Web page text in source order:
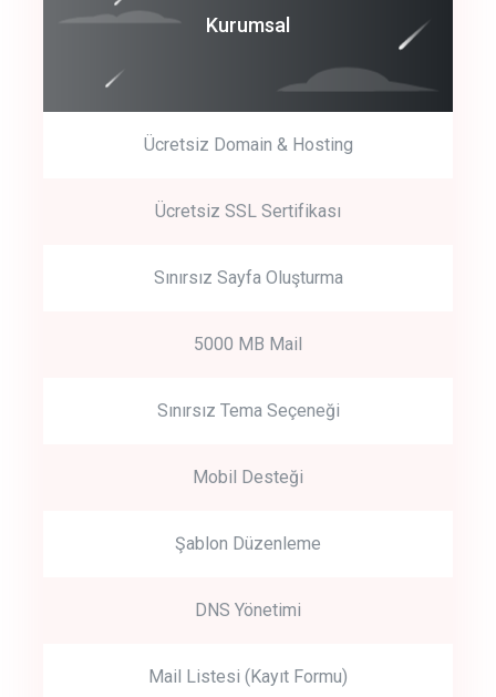
Get Started
Start by trying our service for 30 days free trial no credit card
Kurumsal
Ücretsiz Domain & Hosting
Ücretsiz SSL Sertifikası
Sınırsız Sayfa Oluşturma
5000 MB Mail
Sınırsız Tema Seçeneği
Mobil Desteği
Şablon Düzenleme
DNS Yönetimi
Mail Listesi (Kayıt Formu)
Coroprate